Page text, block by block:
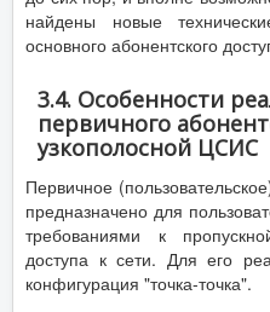
найдены новые
основного абонентского
3.4. Особенности
первичного
узкополосной ЦСИС
Первичное
предназначено для
требованиями к
доступа к сети. Для его
конфигурация "точка-точка".